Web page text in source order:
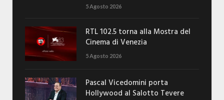
5 Agosto 2026
RTL 102.5 torna alla Mostra del
Cinema di Venezia
5 Agosto 2026
Pascal Vicedomini porta
Hollywood al Salotto Tevere